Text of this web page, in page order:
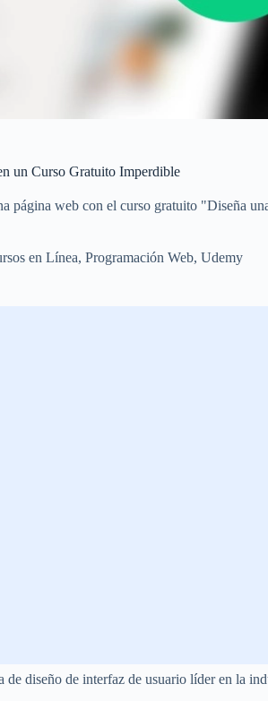
un Curso Gratuito Imperdible
página web con el curso gratuito "Diseña
en Línea, Programación Web, Udemy
diseño de interfaz de usuario líder en la